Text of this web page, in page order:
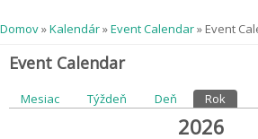
Nachádzate sa tu
Domov»Kalendár»Event Calendar» Event
Event Calendar
Primárne karty
Mesiac Týždeň Deň Rok
2026